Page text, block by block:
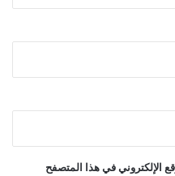
الإلكتروني في هذا المتصفح